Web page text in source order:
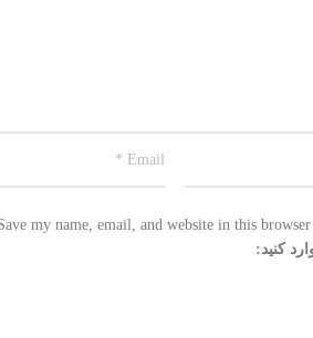
my name, email, and website in this
کنید: